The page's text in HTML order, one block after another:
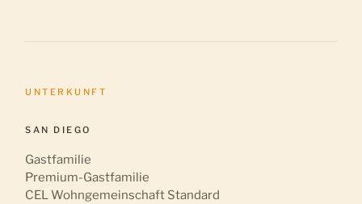
UNTERKUNFT
SAN DIEGO
Gastfamilie
Premium-Gastfamilie
CEL Wohngemeinschaft Standard